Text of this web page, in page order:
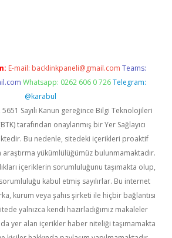
E-mail: backlinkpaneli@gmail.com Teams:
Whatsapp: 0262 606 0 726 Telegram:
@karabul
5651 Sayılı Kanun gereğince Bilgi Teknolojileri
tarafından onaylanmış bir Yer Sağlayıcı
Bu nedenle, sitedeki içerikleri proaktif
yükümlülüğümüz bulunmamaktadır.
içeriklerin sorumluluğunu taşımakta olup,
kabul etmiş sayılırlar. Bu internet
kurum veya şahıs şirketi ile hiçbir bağlantısı
yalnızca kendi hazırladığımız makaleler
yer alan içerikler haber niteliği taşımamakta